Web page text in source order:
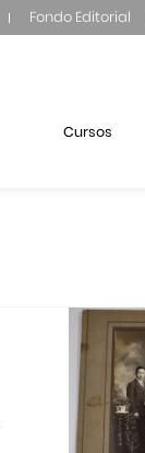
Fondo Editorial
Cursos